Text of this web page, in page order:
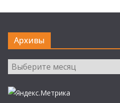
Архивы
Архивы